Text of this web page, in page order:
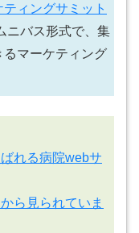
ィングサミット
ニバス形式で、集
マーケティング
れる病院webサ
ら見られていま